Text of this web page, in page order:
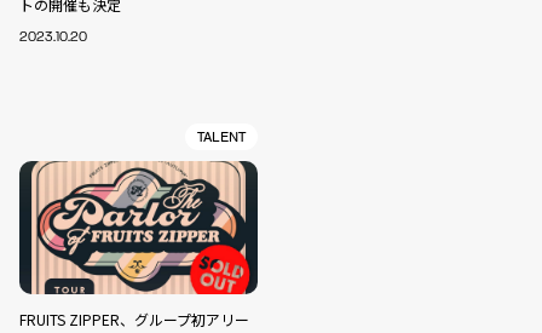
2023.10.20
TALENT
FRUITS ZIPPER、グループ初アリー